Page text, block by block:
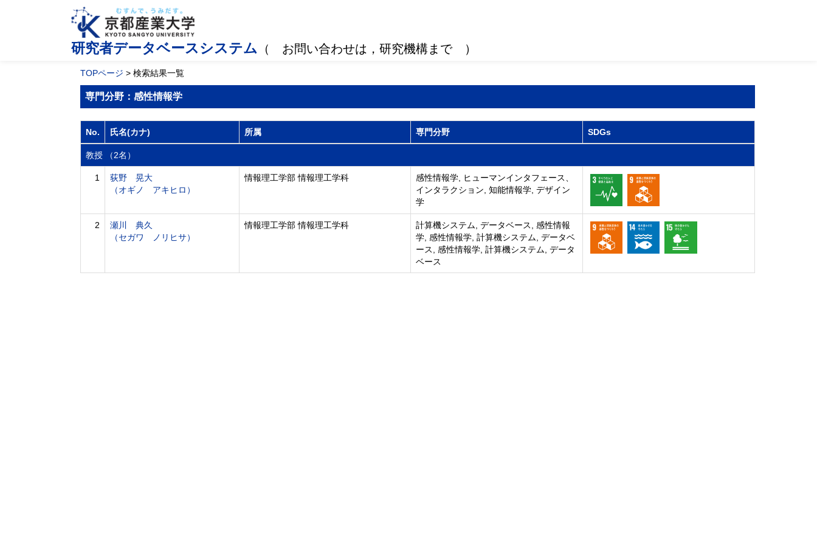
研究者データベースシステム （ お問い合わせは，研究機構まで ）
TOPページ > 検索結果一覧
専門分野：感性情報学
No. 氏名(カナ) 所属 専門分野 SDGs
教授 （2名）
1
荻野 晃大
（オギノ アキヒロ）
情報理工学部 情報理工学科
感性情報学, ヒューマンインタフェース、
インタラクション, 知能情報学, デザイン
学
2
瀬川 典久
（セガワ ノリヒサ）
情報理工学部 情報理工学科
計算機システム, データベース, 感性情報
学, 感性情報学, 計算機システム, データベ
ース, 感性情報学, 計算機システム, データ
ベース